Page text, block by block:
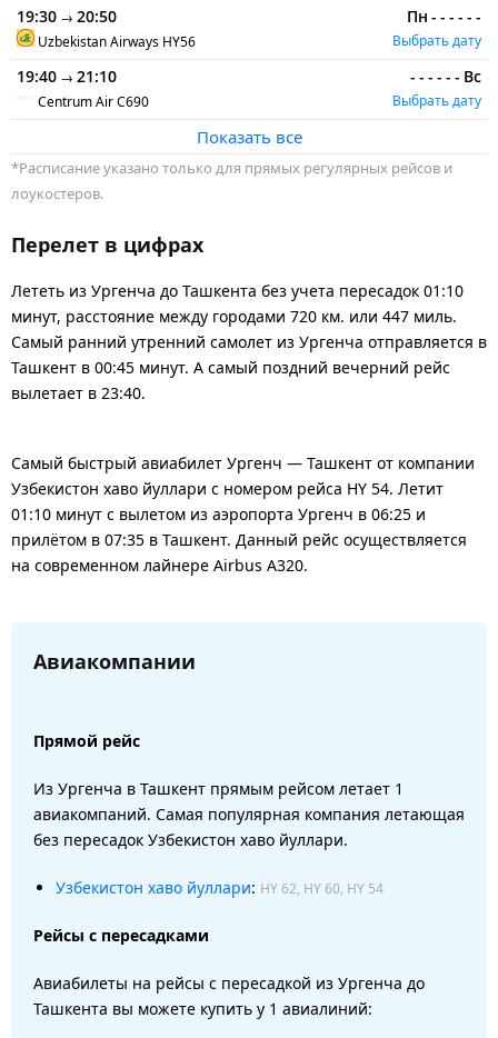
19:30 → 20:50
Uzbekistan Airways HY56
Пн - - - - - -
Выбрать дату
19:40 → 21:10
Centrum AirC690
- - - - - - Вс
Выбрать дату
Показать все
*Расписание указано только для прямых регулярных рейсов и
лоукостеров.
Перелет в цифрах
Лететь из Ургенча до Ташкента без учета пересадок 01:10
минут, расстояние между городами 720 км. или 447 миль.
Самый ранний утренний самолет из Ургенча отправляется в
Ташкент в 00:45 минут. А самый поздний вечерний рейс
вылетает в 23:40.
Самый быстрый авиабилет Ургенч — Ташкент от компании
Узбекистон хаво йуллари с номером рейса HY 54. Летит
01:10 минут с вылетом из аэропорта Ургенч в 06:25 и
прилётом в 07:35 в Ташкент. Данный рейс осуществляется
на современном лайнере Airbus A320.
Авиакомпании
Прямой рейс
Из Ургенча в Ташкент прямым рейсом летает 1
авиакомпаний. Самая популярная компания летающая
без пересадок Узбекистон хаво йуллари.
Узбекистон хаво йуллари: HY 62, HY 60, HY 54
Рейсы с пересадками
Авиабилеты на рейсы с пересадкой из Ургенча до
Ташкента вы можете купить у 1 авиалиний: